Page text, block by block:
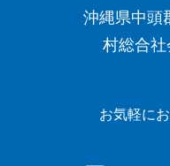
沖縄県中頭
村総合
お気軽に